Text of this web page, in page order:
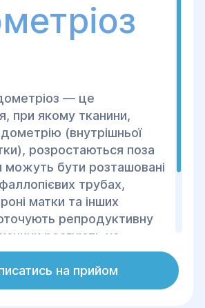
— це
при якому тканини,
(внутрішньої
розростаються поза
бути розташовані
трубах,
матки та інших
репродуктивну
реагують на
під час менструацій,
до виникнення
утворення спайок і
на прийом